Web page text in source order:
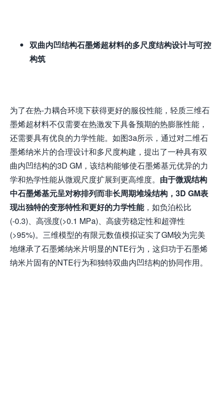
双曲内凹结构石墨烯超材料的多尺度结构设计与可控
构筑
为了在热-力耦合环境下获得更好的服役性能，轻质三维石
墨烯超材料不仅需要在热激发下具备预期的热膨胀性能，
还需要具有优良的力学性能。如图3a所示，通过对二维石
墨烯纳米片的合理设计和多尺度构建，提出了一种具有双
曲内凹结构的3D GM，该结构能够使石墨烯基元优异的力
学和热学性能从微观尺度扩展到更高维度。 由于微观结构
中石墨烯基元呈对称排列而非长周期堆垛结构，3D GM表
现出独特的变形特性和更好的力学性能，如负泊松比
(-0.3)、高强度(>0.1 MPa)、高疲劳稳定性和超弹性
(>95%)。三维模型的有限元数值模拟证实了GM较为完美
地继承了石墨烯纳米片明显的NTE行为，这归功于石墨烯
纳米片固有的NTE行为和独特双曲内凹结构的协同作用。